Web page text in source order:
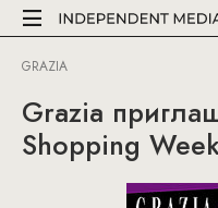
GRAZIA
Grazia
Shopping